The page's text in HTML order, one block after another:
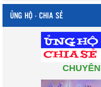
ỦNG HỘ - CHIA SẺ